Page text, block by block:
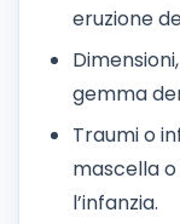
eruzione
gemma
Traumi o
mascella
l’infanzia.